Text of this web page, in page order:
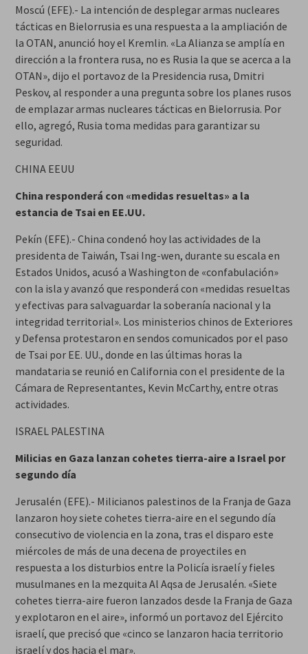
Moscú (EFE).- La intención de desplegar armas nucleares
tácticas en Bielorrusia es una respuesta a la ampliación de
la OTAN, anunció hoy el Kremlin. «La Alianza se amplía en
dirección a la frontera rusa, no es Rusia la que se acerca a la
OTAN», dijo el portavoz de la Presidencia rusa, Dmitri
Peskov, al responder a una pregunta sobre los planes rusos
de emplazar armas nucleares tácticas en Bielorrusia. Por
ello, agregó, Rusia toma medidas para garantizar su
seguridad.
CHINA EEUU
China responderá con «medidas resueltas» a la
estancia de Tsai en EE.UU.
Pekín (EFE).- China condenó hoy las actividades de la
presidenta de Taiwán, Tsai Ing-wen, durante su escala en
Estados Unidos, acusó a Washington de «confabulación»
con la isla y avanzó que responderá con «medidas resueltas
y efectivas para salvaguardar la soberanía nacional y la
integridad territorial». Los ministerios chinos de Exteriores
y Defensa protestaron en sendos comunicados por el paso
de Tsai por EE. UU., donde en las últimas horas la
mandataria se reunió en California con el presidente de la
Cámara de Representantes, Kevin McCarthy, entre otras
actividades.
ISRAEL PALESTINA
Milicias en Gaza lanzan cohetes tierra-aire a Israel por
segundo día
Jerusalén (EFE).- Milicianos palestinos de la Franja de Gaza
lanzaron hoy siete cohetes tierra-aire en el segundo día
consecutivo de violencia en la zona, tras el disparo este
miércoles de más de una decena de proyectiles en
respuesta a los disturbios entre la Policía israelí y fieles
musulmanes en la mezquita Al Aqsa de Jerusalén. «Siete
cohetes tierra-aire fueron lanzados desde la Franja de Gaza
y explotaron en el aire», informó un portavoz del Ejército
israelí, que precisó que «cinco se lanzaron hacia territorio
israelí y dos hacia el mar».